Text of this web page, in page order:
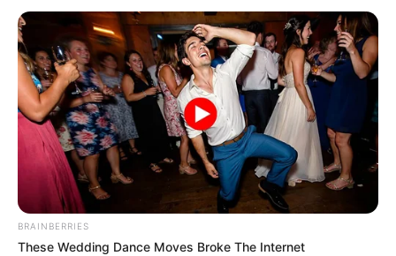
Hobi: Menari, menyanyi
Facebook:@nianaguerrero
Twitter:@nianaguerrero
Threads:@nianaguerrero
Instagram:@nianaguerrero
TikTok:@nianaguerrero
YouTube: @nianaguerrero
Tinggi, Berat & Penampilan Fisik
BRAINBERRIES
These Wedding Dance Moves Broke The Internet